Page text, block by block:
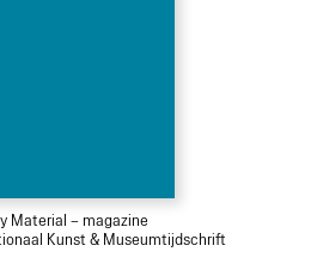
Material – magazine
Kunst & Museumtijdschrift